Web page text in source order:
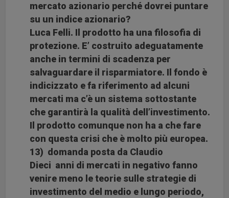
mercato azionario perché dovrei puntare
su un indice azionario?
Luca Felli. Il prodotto ha una filosofia di
protezione. E’ costruito adeguatamente
anche in termini di scadenza per
salvaguardare il risparmiatore. Il fondo è
indicizzato e fa riferimento ad alcuni
mercati ma c’è un sistema sottostante
che garantirà la qualità dell’investimento.
Il prodotto comunque non ha a che fare
con questa crisi che è molto più europea.
13) domanda posta da Claudio
Dieci anni di mercati in negativo fanno
venire meno le teorie sulle strategie di
investimento del medio e lungo periodo,